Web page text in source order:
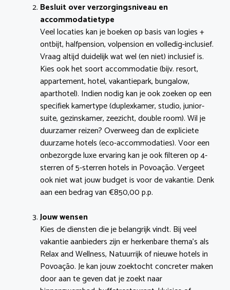
Besluit over verzorgingsniveau en
accommodatietype
Veel locaties kan je boeken op basis van logies +
ontbijt, halfpension, volpension en volledig-inclusief.
Vraag altijd duidelijk wat wel (en niet) inclusief is.
Kies ook het soort accommodatie (bijv. resort,
appartement, hotel, vakantiepark, bungalow,
aparthotel). Indien nodig kan je ook zoeken op een
specifiek kamertype (duplexkamer, studio, junior-
suite, gezinskamer, zeezicht, double room). Wil je
duurzamer reizen? Overweeg dan de expliciete
duurzame hotels (eco-accommodaties). Voor een
onbezorgde luxe ervaring kan je ook filteren op 4-
sterren of 5-sterren hotels in Povoação. Vergeet
ook niet wat jouw budget is voor de vakantie. Denk
aan een bedrag van €850,00 p.p.
Jouw wensen
Kies de diensten die je belangrijk vindt. Bij veel
vakantie aanbieders zijn er herkenbare thema’s als
Relax and Wellness, Natuurrijk of nieuwe hotels in
Povoação. Je kan jouw zoektocht concreter maken
door aan te geven dat je zoekt naar